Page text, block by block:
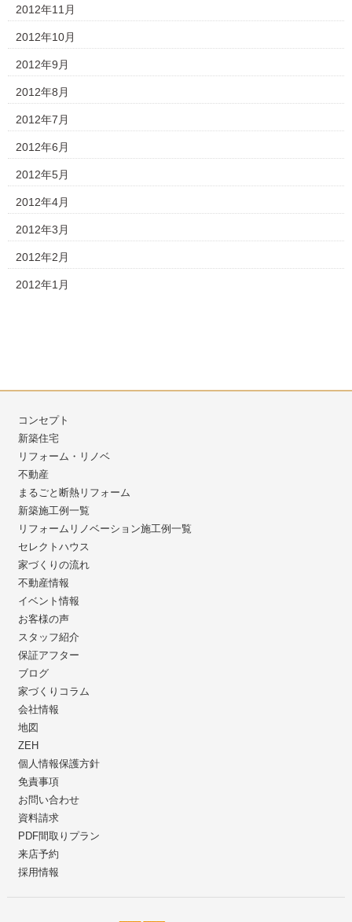
2012年11月
2012年10月
2012年9月
2012年8月
2012年7月
2012年6月
2012年5月
2012年4月
2012年3月
2012年2月
2012年1月
コンセプト
新築住宅
リフォーム・リノベ
不動産
まるごと断熱リフォーム
新築施工例一覧
リフォームリノベーション施工例一覧
セレクトハウス
家づくりの流れ
不動産情報
イベント情報
お客様の声
スタッフ紹介
保証アフター
ブログ
家づくりコラム
会社情報
地図
ZEH
個人情報保護方針
免責事項
お問い合わせ
資料請求
PDF間取りプラン
来店予約
採用情報